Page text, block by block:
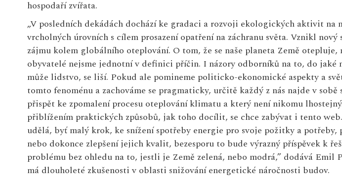
hospodaří zvířata.
„V posledních dekádách dochází ke gradaci a rozvoji ekologických aktivit na
vrcholných úrovních s cílem prosazení opatření na záchranu světa. Vznikl nový
zájmu kolem globálního oteplování. O tom, že se naše planeta Země otepluje,
obyvatelé nejsme jednotní v definici příčin. I názory odborníků na to, do jaké
může lidstvo, se liší. Pokud ale pomineme politicko-ekonomické aspekty a
tomto fenoménu a zachováme se pragmaticky, určitě každý z nás najde v
přispět ke zpomalení procesu oteplování klimatu a který není nikomu
přiblížením praktických způsobů, jak toho docílit, se chce zabývat i tento
udělá, byť malý krok, ke snížení spotřeby energie pro svoje požitky a
nebo dokonce zlepšení jejich kvalit, bezesporu to bude výrazný příspěvek k
problému bez ohledu na to, jestli je Země zelená, nebo modrá,” dodává Emil
má dlouholeté zkušenosti v oblasti snižování energetické náročnosti budov.